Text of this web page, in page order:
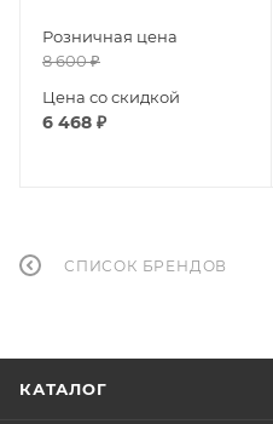
Розничная цена
8 600₽
Цена со скидкой
6 468 ₽
СПИСОК БРЕНДОВ
КАТАЛОГ